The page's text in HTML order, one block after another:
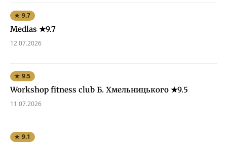
★ 9.7
Medlas ★9.7
12.07.2026
★ 9.5
Workshop fitness club Б. Хмельницького ★9.5
11.07.2026
★ 9.1